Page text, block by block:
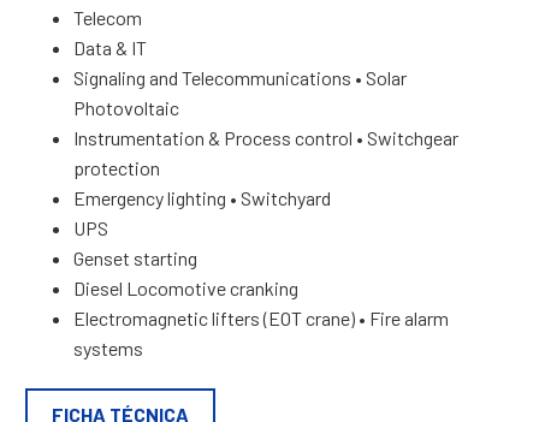
Telecom
Data & IT
Signaling and Telecommunications • Solar
Photovoltaic
Instrumentation & Process control • Switchgear
protection
Emergency lighting • Switchyard
UPS
Genset starting
Diesel Locomotive cranking
Electromagnetic lifters (EOT crane) • Fire alarm
systems
FICHA TÉCNICA